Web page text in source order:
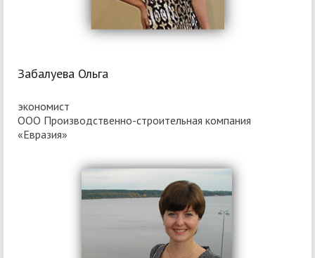
Забалуева Ольга
экономист
ООО Производственно-строительная компания
«Евразия»